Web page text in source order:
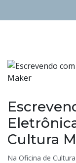
Cultura
Na Oficina de